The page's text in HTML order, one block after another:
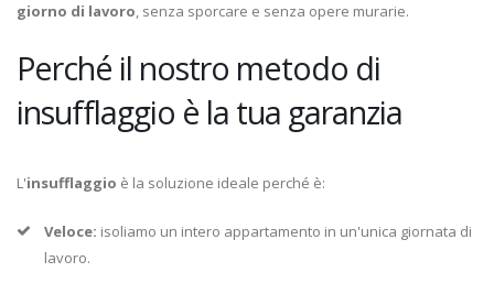
giorno di lavoro, senza sporcare e senza opere murarie.
Perché il nostro metodo di
insufflaggio è la tua garanzia
L'insufflaggio è la soluzione ideale perché è:
Veloce: isoliamo un intero appartamento in un'unica giornata di
lavoro.